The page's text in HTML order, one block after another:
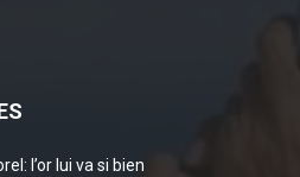
l’or lui va si bien